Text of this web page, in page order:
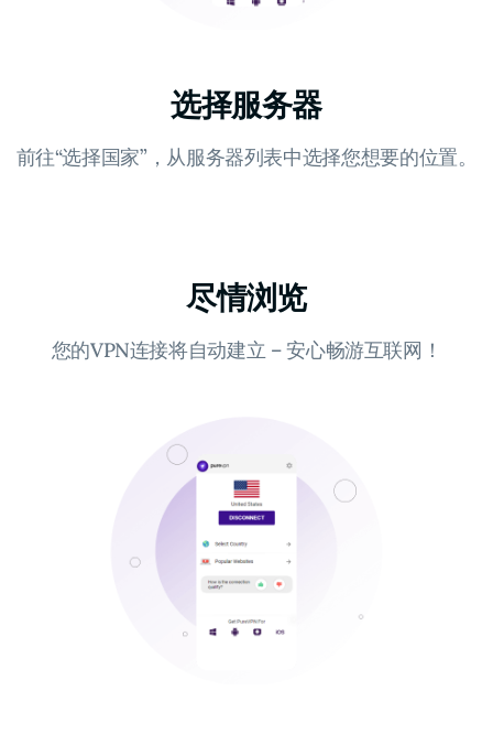
选择服务器
前往“选择国家”，从服务器列表中选择您想要的位置。
尽情浏览
您的VPN连接将自动建立 – 安心畅游互联网！